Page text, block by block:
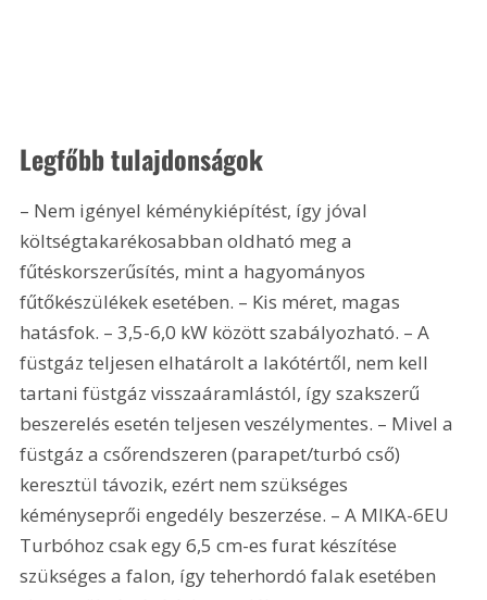
Legfőbb tulajdonságok
– Nem igényel kéménykiépítést, így jóval
költségtakarékosabban oldható meg a
fűtéskorszerűsítés, mint a hagyományos
fűtőkészülékek esetében. – Kis méret, magas
hatásfok. – 3,5-6,0 kW között szabályozható. – A
füstgáz teljesen elhatárolt a lakótértől, nem kell
tartani füstgáz visszaáramlástól, így szakszerű
beszerelés esetén teljesen veszélymentes. – Mivel a
füstgáz a csőrendszeren (parapet/turbó cső)
keresztül távozik, ezért nem szükséges
kéményseprői engedély beszerzése. – A MIKA-6EU
Turbóhoz csak egy 6,5 cm-es furat készítése
szükséges a falon, így teherhordó falak esetében